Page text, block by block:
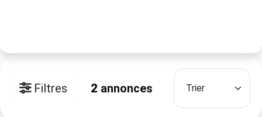
Filtres 2 annonces